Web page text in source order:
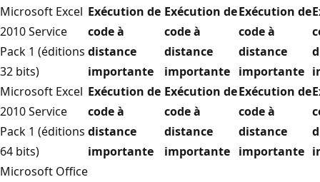
Microsoft Excel
2010 Service
Pack 1 (éditions
32 bits)
Exécution de
code à
distance
importante
Exécution de
code à
distance
importante
Exécution de
code à
distance
importante
Microsoft Excel
2010 Service
Pack 1 (éditions
64 bits)
Exécution de
code à
distance
importante
Exécution de
code à
distance
importante
Exécution de
code à
distance
importante
Microsoft Office